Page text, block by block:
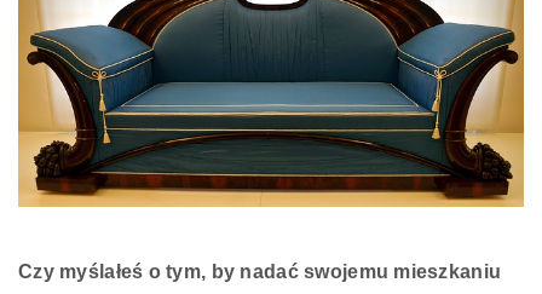
Czy myślałeś o tym, by nadać swojemu mieszkaniu